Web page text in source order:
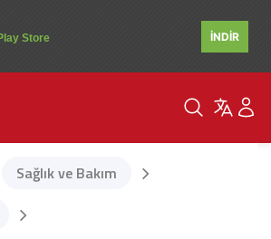
Store
İNDİR
Sağlık ve Bakım